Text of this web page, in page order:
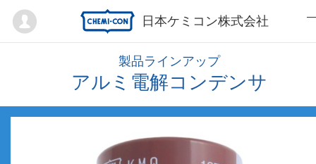
日本ケミコン株式会社
Mypage
製品ラインアップ
アルミ電解コンデンサ